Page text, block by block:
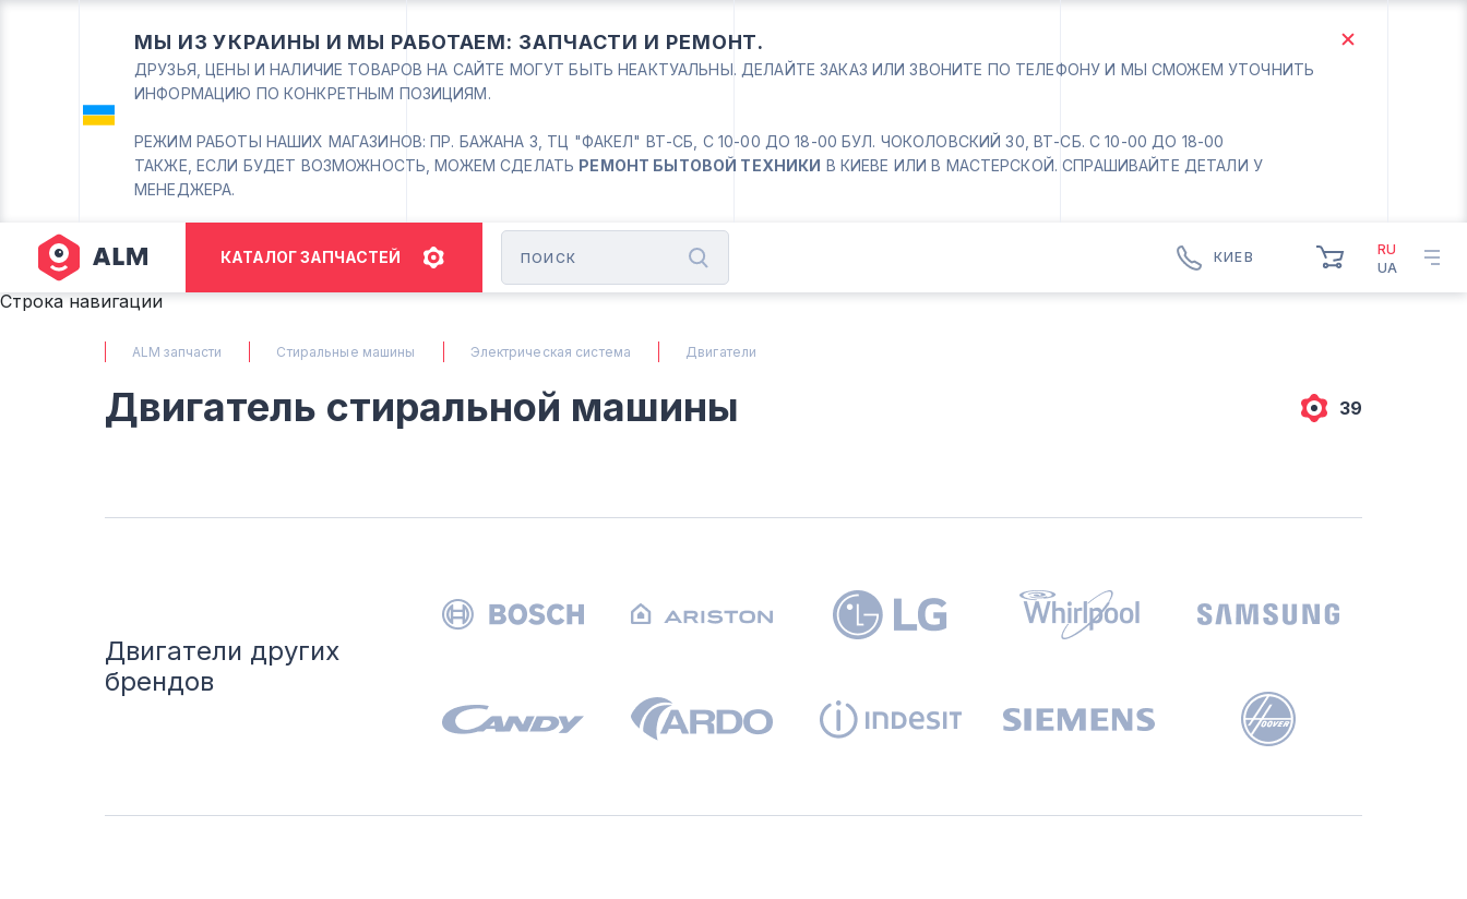
МЫ ИЗ УКРАИНЫ И МЫ РАБОТАЕМ: ЗАПЧАСТИ И РЕМОНТ.
ДРУЗЬЯ, ЦЕНЫ И НАЛИЧИЕ ТОВАРОВ НА САЙТЕ МОГУТ БЫТЬ НЕАКТУАЛЬНЫ. ДЕЛАЙТЕ ЗАКАЗ ИЛИ ЗВОНИТЕ ПО ТЕЛЕФОНУ И МЫ СМОЖЕМ УТОЧНИТЬ
ИНФОРМАЦИЮ ПО КОНКРЕТНЫМ ПОЗИЦИЯМ.
РЕЖИМ РАБОТЫ НАШИХ МАГАЗИНОВ: ПР. БАЖАНА 3, ТЦ "ФАКЕЛ" ВТ-СБ, С 10-00 ДО 18-00 БУЛ. ЧОКОЛОВСКИЙ 30, ВТ-СБ. С 10-00 ДО 18-00
ТАКЖЕ, ЕСЛИ БУДЕТ ВОЗМОЖНОСТЬ, МОЖЕМ СДЕЛАТЬ РЕМОНТ БЫТОВОЙ ТЕХНИКИ В КИЕВЕ ИЛИ В МАСТЕРСКОЙ. СПРАШИВАЙТЕ ДЕТАЛИ У
МЕНЕДЖЕРА.
КАТАЛОГ ЗАПЧАСТЕЙ КИЕВ
(098) 672 76 42
КАРТА
(063) 527 27 00
RU
UA
Строка навигации
ALM запчасти Стиральные машины Электрическая система Двигатели
Двигатель стиральной машины 39
Двигатели других
брендов